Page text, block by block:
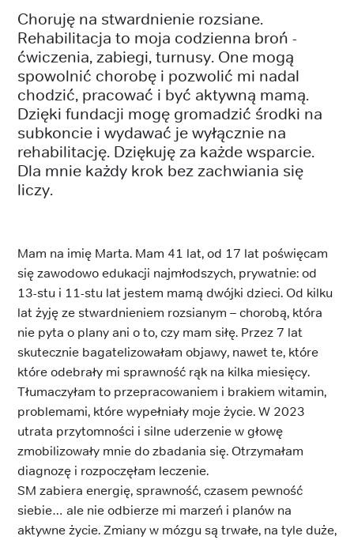
Choruję na stwardnienie rozsiane.
Rehabilitacja to moja codzienna broń -
ćwiczenia, zabiegi, turnusy. One mogą
spowolnić chorobę i pozwolić mi nadal
chodzić, pracować i być aktywną mamą.
Dzięki fundacji mogę gromadzić środki na
subkoncie i wydawać je wyłącznie na
rehabilitację. Dziękuję za każde wsparcie.
Dla mnie każdy krok bez zachwiania się
liczy.
Mam na imię Marta. Mam 41 lat, od 17 lat poświęcam
się zawodowo edukacji najmłodszych, prywatnie: od
13-stu i 11-stu lat jestem mamą dwójki dzieci. Od kilku
lat żyję ze stwardnieniem rozsianym – chorobą, która
nie pyta o plany ani o to, czy mam siłę. Przez 7 lat
skutecznie bagatelizowałam objawy, nawet te, które
które odebrały mi sprawność rąk na kilka miesięcy.
Tłumaczyłam to przepracowaniem i brakiem witamin,
problemami, które wypełniały moje życie. W 2023
utrata przytomności i silne uderzenie w głowę
zmobilizowały mnie do zbadania się. Otrzymałam
diagnozę i rozpoczęłam leczenie.
SM zabiera energię, sprawność, czasem pewność
siebie… ale nie odbierze mi marzeń i planów na
aktywne życie. Zmiany w mózgu są trwałe, na tyle duże,